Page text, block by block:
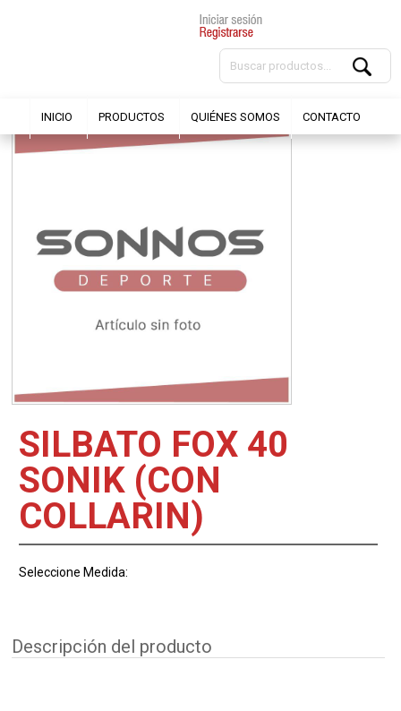
INICIO PRODUCTOS QUIÉNES SOMOS CONTACTO
SILBATO FOX 40
SONIK (CON
COLLARIN)
Seleccione Medida:
Descripción del producto